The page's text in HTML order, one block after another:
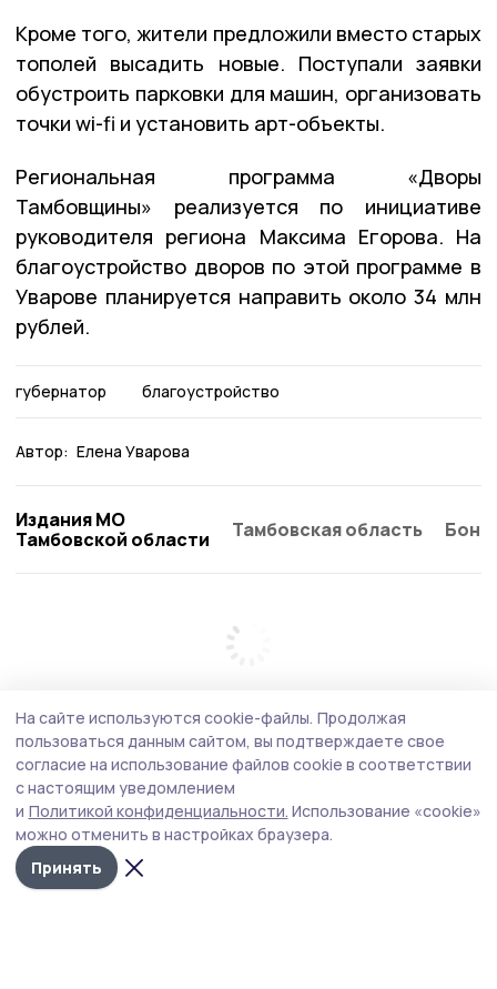
Кроме того, жители предложили вместо старых
тополей высадить новые. Поступали заявки
обустроить парковки для машин, организовать
точки wi-fi и установить арт-объекты.
Региональная программа «Дворы
Тамбовщины» реализуется по инициативе
руководителя региона Максима Егорова. На
благоустройство дворов по этой программе в
Уварове планируется направить около 34 млн
рублей.
губернатор благоустройство
Автор: Елена Уварова
Издания МО
Тамбовской области
Тамбовская область
На сайте используются cookie-файлы. Продолжая
пользоваться данным сайтом, вы подтверждаете свое
согласие на использование файлов cookie в соответствии
с настоящим уведомлением
и Политикой конфиденциальности. Использование «cookie»
можно отменить в настройках браузера.
Принять